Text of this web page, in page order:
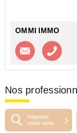
OMMI IMMO
Contacter
Nos